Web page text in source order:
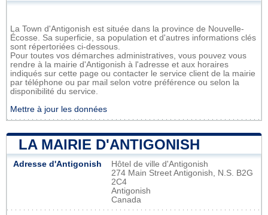
La Town d'Antigonish est située dans la province de Nouvelle-
Écosse. Sa superficie, sa population et d'autres informations clés
sont répertoriées ci-dessous.
Pour toutes vos démarches administratives, vous pouvez vous
rendre à la mairie d'Antigonish à l'adresse et aux horaires
indiqués sur cette page ou contacter le service client de la mairie
par téléphone ou par mail selon votre préférence ou selon la
disponibilité du service.
Mettre à jour les données
LA MAIRIE D'ANTIGONISH
Adresse d'Antigonish
Hôtel de ville d'Antigonish
274 Main Street Antigonish, N.S. B2G
2C4
Antigonish
Canada